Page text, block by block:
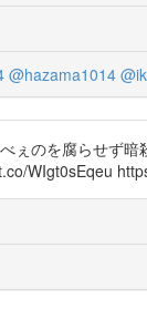
@hazama1014
のを腐らせず
WIgt0sEqeu